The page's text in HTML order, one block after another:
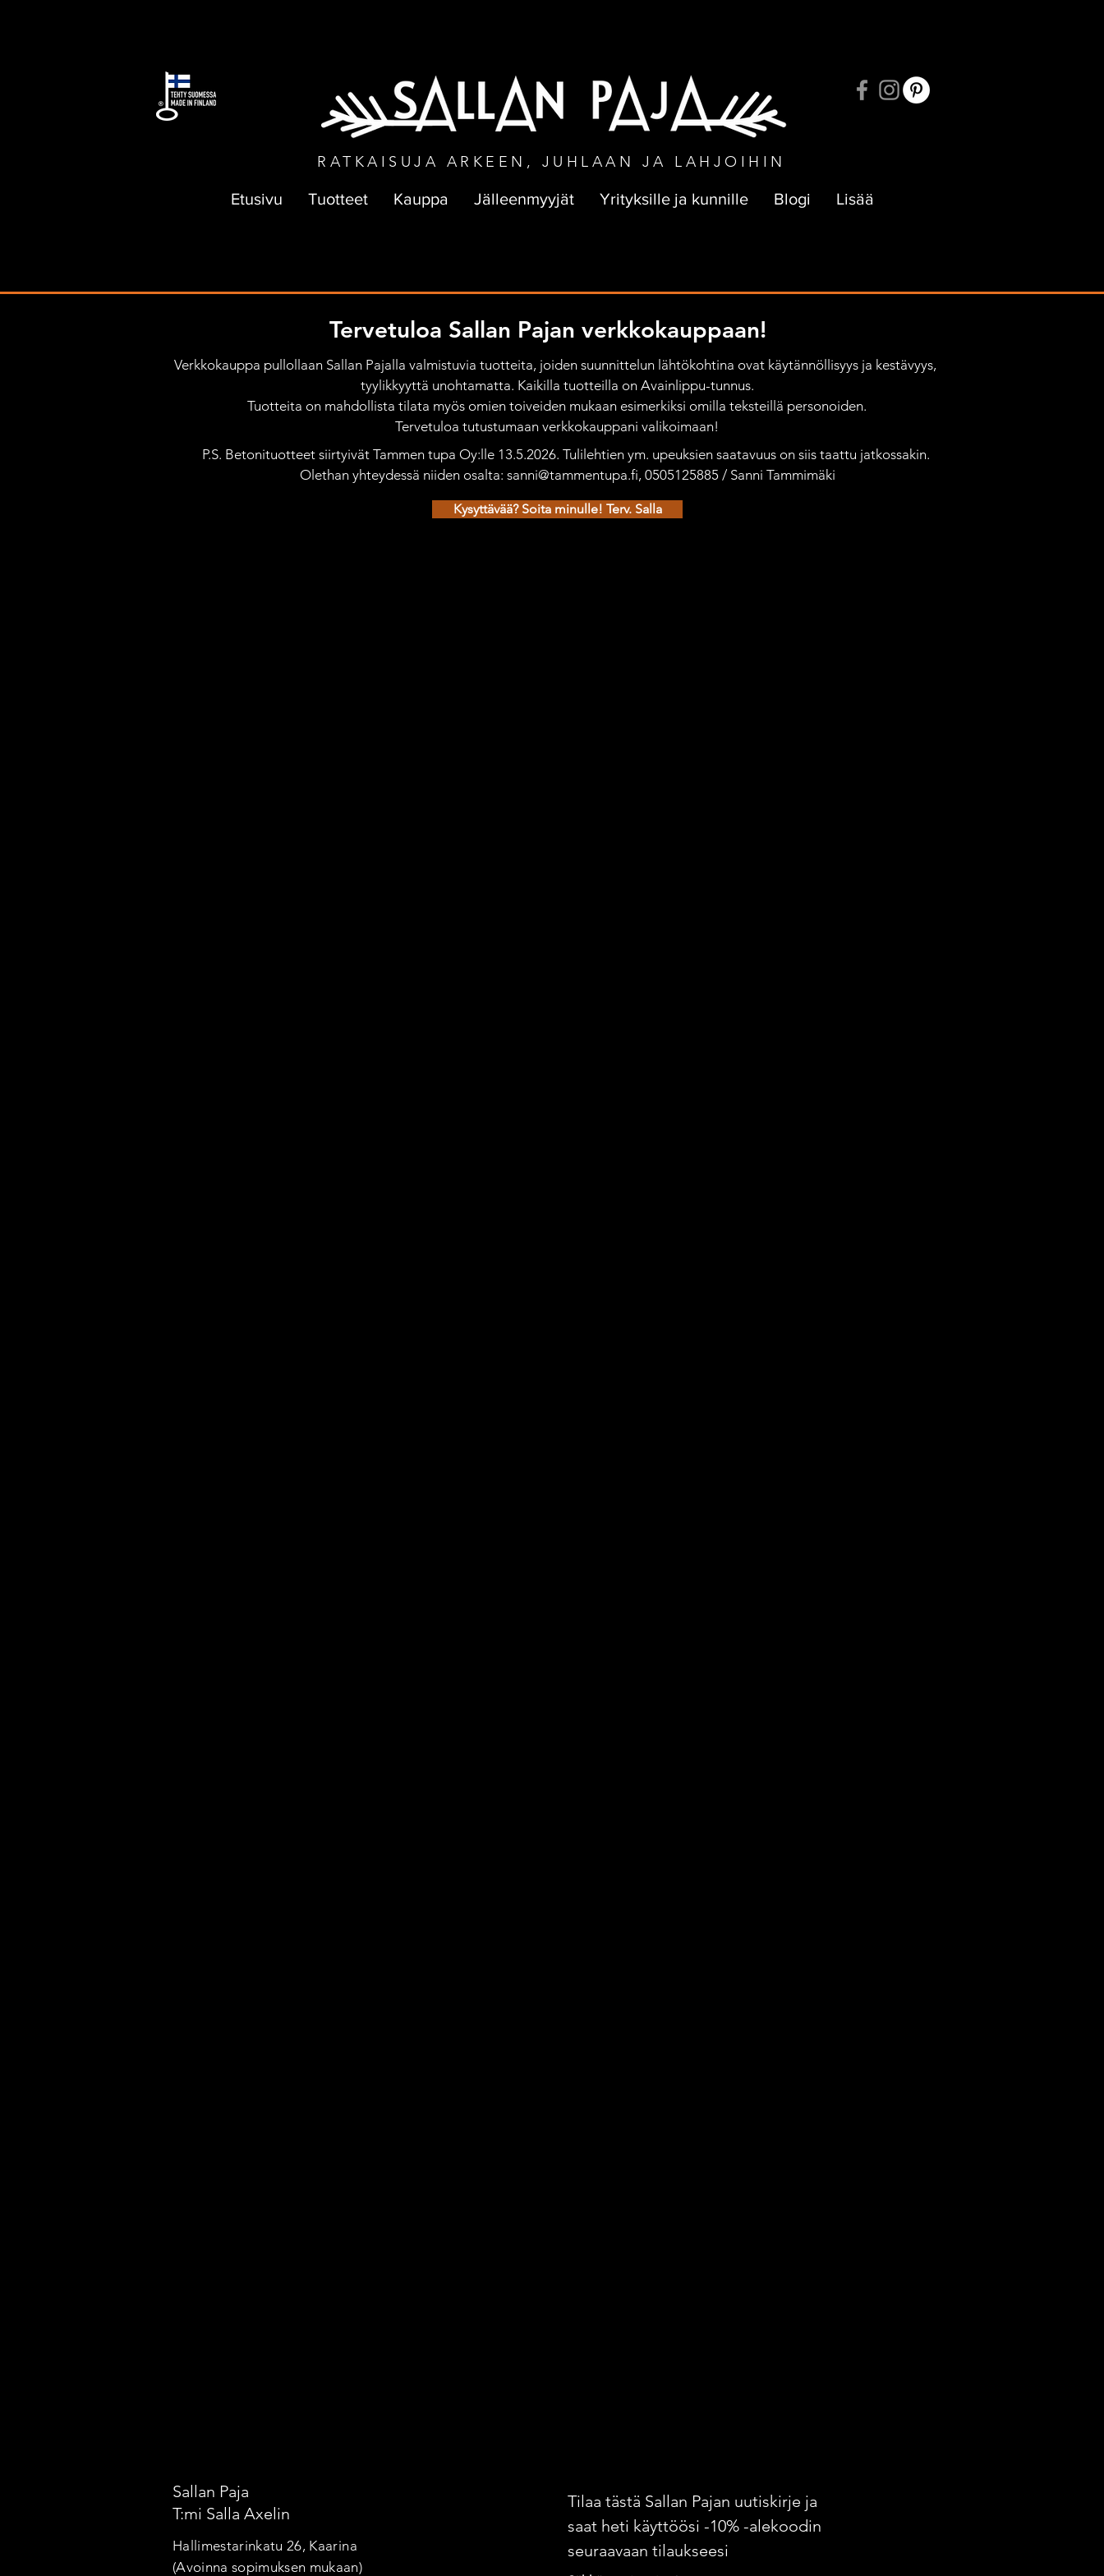
RATKAISUJA ARKEEN, JUHLAAN JA LAHJOIHIN
Etusivu Tuotteet Kauppa Jälleenmyyjät Yrityksille ja kunnille Blogi Lisää
Tervetuloa Sallan Pajan verkkokauppaan!
Verkkokauppa pullollaan Sallan Pajalla valmistuvia tuotteita, joiden suunnittelun lähtökohtina ovat käytännöllisyys ja kestävyys,
tyylikkyyttä unohtamatta. Kaikilla tuotteilla on Avainlippu-tunnus.
Tuotteita on mahdollista tilata myös omien toiveiden mukaan esimerkiksi omilla teksteillä personoiden.
Tervetuloa tutustumaan verkkokauppani valikoimaan!
P.S. Betonituotteet siirtyivät Tammen tupa Oy:lle 13.5.2026. Tulilehtien ym. upeuksien saatavuus on siis taattu jatkossakin.
Olethan yhteydessä niiden osalta: sanni@tammentupa.fi, 0505125885 / Sanni Tammimäki
Kysyttävää? Soita minulle! Terv. Salla
Sallan Paja
T:mi Salla Axelin
Hallimestarinkatu 26, Kaarina
(Avoinna sopimuksen mukaan)
Tilaa tästä Sallan Pajan uutiskirje ja
saat heti käyttöösi -10% -alekoodin
seuraavaan tilaukseesi